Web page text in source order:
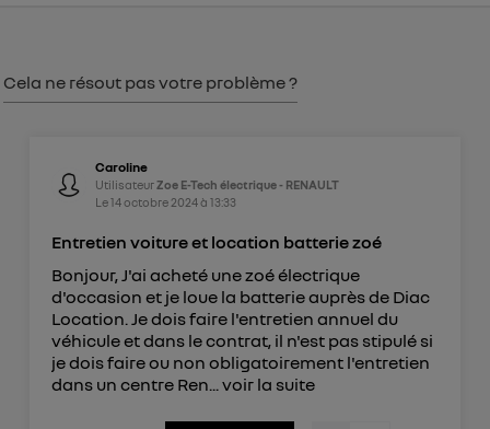
Cela ne résout pas votre problème ?
Caroline
UtilisateurZoe E-Tech électrique - RENAULT
Le14 octobre 2024à 13:33
Entretien voiture et location batterie zoé
Bonjour, J'ai acheté une zoé électrique
d'occasion et je loue la batterie auprès de Diac
Location. Je dois faire l'entretien annuel du
véhicule et dans le contrat, il n'est pas stipulé si
je dois faire ou non obligatoirement l'entretien
dans un centre Ren... voir la suite
Politique d'information sur les données
personnelles d'Utiq